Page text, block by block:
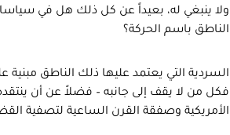
ولا ينبغي له، بعيداً عن كل ذلك هل في
الناطق باسم الحركة؟
السردية التي يعتمد عليها ذلك الناطق مبنية
فكل من لا يقف إلى جانبه – فضلاً عن أن
الأمريكية وصفقة القرن الساعية لتصفية